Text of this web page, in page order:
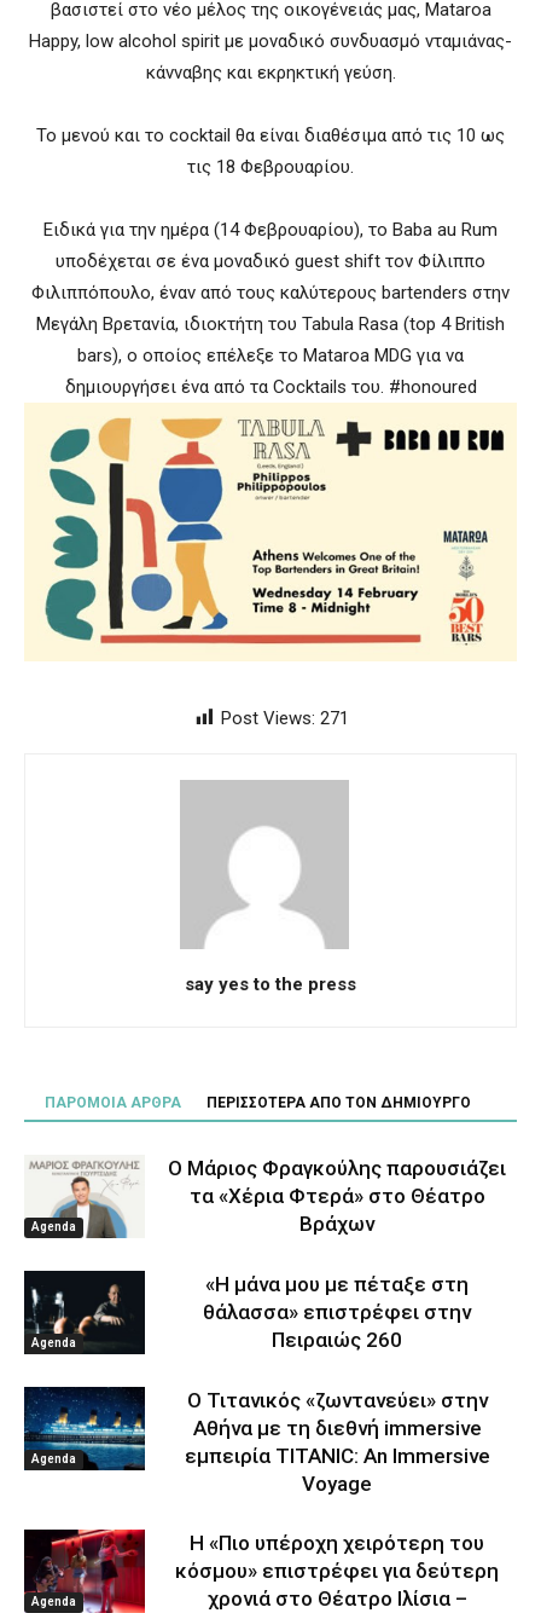
βασιστεί στο νέο μέλος της οικογένειάς μας, Mataroa
Happy, low alcohol spirit με μοναδικό συνδυασμό νταμιάνας-
κάνναβης και εκρηκτική γεύση.
Το μενού και το cocktail θα είναι διαθέσιμα από τις 10 ως
τις 18 Φεβρουαρίου.
Ειδικά για την ημέρα (14 Φεβρουαρίου), το Baba au Rum
υποδέχεται σε ένα μοναδικό guest shift τον Φίλιππο
Φιλιππόπουλο, έναν από τους καλύτερους bartenders στην
Μεγάλη Βρετανία, ιδιοκτήτη του Tabula Rasa (top 4 British
bars), ο οποίος επέλεξε το Mataroa MDG για να
δημιουργήσει ένα από τα Cocktails του. #honoured
Post Views: 271
say yes to the press
ΠΑΡΟΜΟΙΑ ΑΡΘΡΑ ΠΕΡΙΣΣΟΤΕΡΑ ΑΠΟ ΤΟΝ ΔΗΜΙΟΥΡΓΟ
Agenda
Ο Μάριος Φραγκούλης παρουσιάζει
τα «Χέρια Φτερά» στο Θέατρο
Βράχων
Agenda
«Η μάνα μου με πέταξε στη
θάλασσα» επιστρέφει στην
Πειραιώς 260
Agenda
Ο Τιτανικός «ζωντανεύει» στην
Αθήνα με τη διεθνή immersive
εμπειρία TITANIC: An Immersive
Voyage
Agenda
Η «Πιο υπέροχη χειρότερη του
κόσμου» επιστρέφει για δεύτερη
χρονιά στο Θέατρο Ιλίσια –